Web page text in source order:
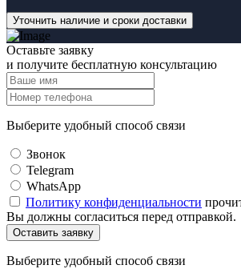
Уточнить наличие и сроки доставки
Оставьте заявку
и получите бесплатную консультацию
Выберите удобный способ связи
Звонок
Telegram
WhatsApp
Политику конфиденциальности
Вы должны согласиться перед отправкой.
Оставить заявку
Выберите удобный способ связи